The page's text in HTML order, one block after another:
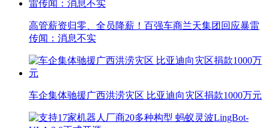
高管薪资归零、全员降薪！百强车商兰天集团回应暴雷
传闻：消息不实
车企集体驰援广西洪涝灾区 比亚迪向灾区捐款1000万元